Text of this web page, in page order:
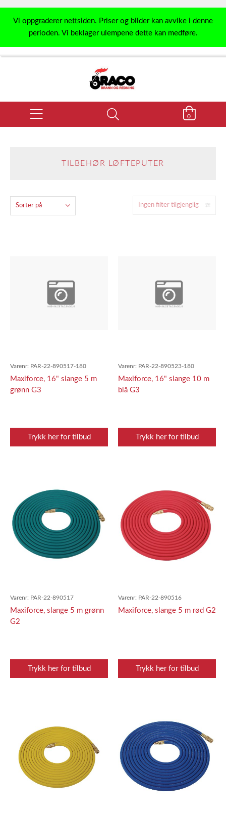
Vi oppgraderer nettsiden. Priser og bilder kan avvike i denne
perioden. Vi beklager ulempene dette kan medføre.
0
TILBEHØR LØFTEPUTER
Ingen filter tilgjenglig
Sorter på
Varenr: PAR-22-890517-180
Maxiforce, 16" slange 5 m
grønn G3
Trykk her for tilbud
Varenr: PAR-22-890523-180
Maxiforce, 16" slange 10 m
blå G3
Trykk her for tilbud
Varenr: PAR-22-890517
Maxiforce, slange 5 m grønn
G2
Trykk her for tilbud
Varenr: PAR-22-890516
Maxiforce, slange 5 m rød G2
Trykk her for tilbud